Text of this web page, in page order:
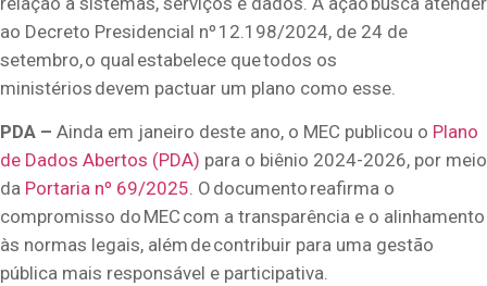
ao Decreto Presidencial nº 12.198/2024, de 24 de
setembro, o qual estabelece que todos os
ministérios devem pactuar um plano como esse.
PDA – Ainda em janeiro deste ano, o MEC publicou o Plano
de Dados Abertos (PDA) para o biênio 2024-2026, por meio
da Portaria nº 69/2025. O documento reafirma o
compromisso do MEC com a transparência e o alinhamento
às normas legais, além de contribuir para uma gestão
pública mais responsável e participativa.